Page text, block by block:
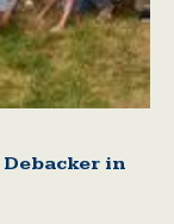
in